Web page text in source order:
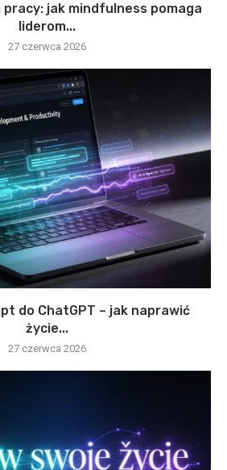
jak mindfulness pomaga
liderom...
27 czerwca 2026
do ChatGPT – jak naprawić
życie...
27 czerwca 2026